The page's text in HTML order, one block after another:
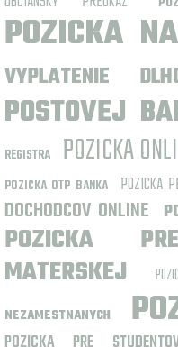
POZICKA
VYPLATENIE
POSTOVEJ
REGISTRA
POZICKA
POZICKA OTP BANKA POZICKA
DOCHODCOV ONLINE
POZICKA
MATERSKEJ
NEZAMESTNANYCH